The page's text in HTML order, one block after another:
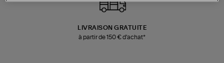
LIVRAISON GRATUITE
à partir de 150 € d'achat*